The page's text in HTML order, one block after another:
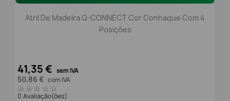
Atril De Madeira Q-CONNECT Cor Conhaque Com 4
Posições
41,35 € sem IVA
50,86 € com IVA
0 Avaliação(ões)